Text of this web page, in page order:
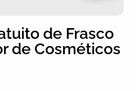
de Frasco
de Cosméticos